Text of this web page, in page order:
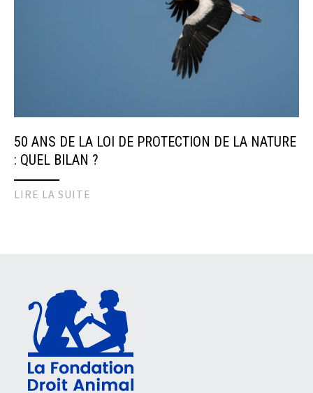
50 ANS DE LA LOI DE PROTECTION DE LA NATURE
: QUEL BILAN ?
LIRE LA SUITE